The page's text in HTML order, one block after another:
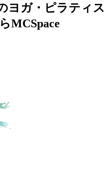
ヨガ・ピラティス
MCSpace